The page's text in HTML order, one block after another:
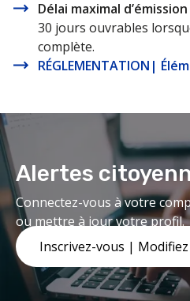
Délai maximal
30 jours ouvrables
complète.
RÉGLEMENTATION|
Alertes
Connectez-vous à votre
ou mettre à jour votre profil.
Inscrivez-vous |